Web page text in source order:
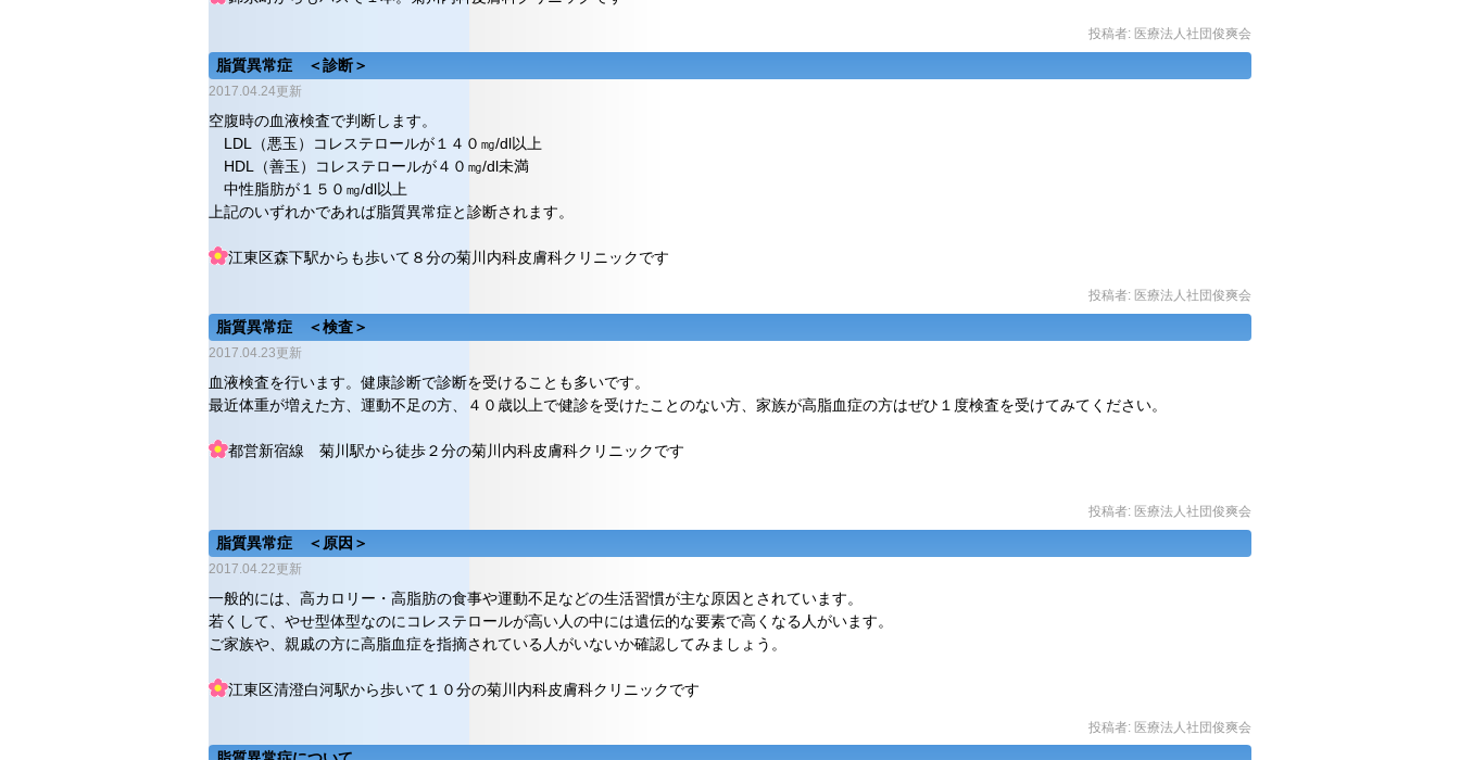
投稿者: 医療法人社団俊爽会
脂質異常症 ＜診断＞
2017.04.24更新
空腹時の血液検査で判断します。
LDL（悪玉）コレステロールが１４０㎎/dl以上
HDL（善玉）コレステロールが４０㎎/dl未満
中性脂肪が１５０㎎/dl以上
上記のいずれかであれば脂質異常症と診断されます。
江東区森下駅からも歩いて８分の菊川内科皮膚科クリニックです
投稿者: 医療法人社団俊爽会
脂質異常症 ＜検査＞
2017.04.23更新
血液検査を行います。健康診断で診断を受けることも多いです。
最近体重が増えた方、運動不足の方、４０歳以上で健診を受けたことのない方、家族が高脂血症の方はぜひ１度検査を受けてみてください。
都営新宿線 菊川駅から徒歩２分の菊川内科皮膚科クリニックです
投稿者: 医療法人社団俊爽会
脂質異常症 ＜原因＞
2017.04.22更新
一般的には、高カロリー・高脂肪の食事や運動不足などの生活習慣が主な原因とされています。
若くして、やせ型体型なのにコレステロールが高い人の中には遺伝的な要素で高くなる人がいます。
ご家族や、親戚の方に高脂血症を指摘されている人がいないか確認してみましょう。
江東区清澄白河駅から歩いて１０分の菊川内科皮膚科クリニックです
投稿者: 医療法人社団俊爽会